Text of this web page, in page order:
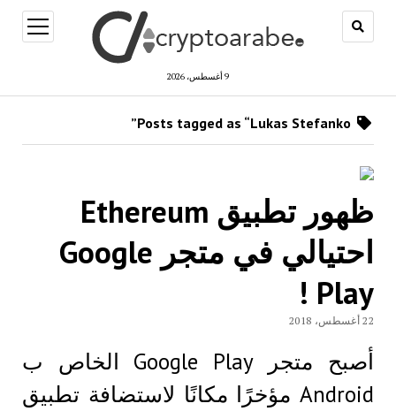
9 أغسطس، 2026
open
menu
ظهور تطبيق Ethereum
احتيالي في متجر Google
Play !
22 أغسطس، 2018
أصبح متجر Google Play الخاص ب
Android مؤخرًا مكانًا لاستضافة تطبيق